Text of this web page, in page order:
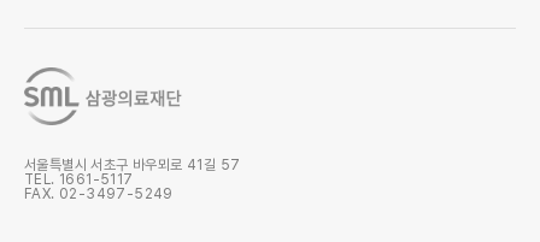
서울특별시 서초구 바우뫼로 41길 57
TEL. 1661-5117
FAX. 02-3497-5249
검사항목 조회 검사결과 조회